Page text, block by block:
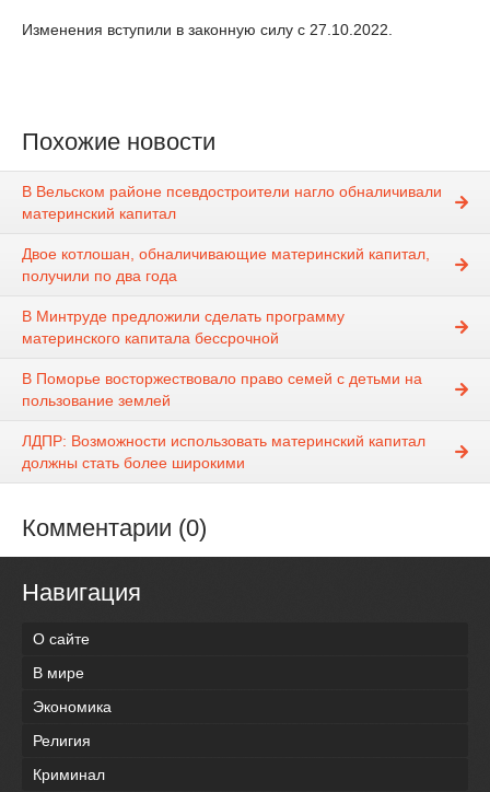
Изменения вступили в законную силу с 27.10.2022.
Похожие новости
В Вельском районе псевдостроители нагло обналичивали
материнский капитал
Двое котлошан, обналичивающие материнский капитал,
получили по два года
В Минтруде предложили сделать программу
материнского капитала бессрочной
В Поморье восторжествовало право семей с детьми на
пользование землей
ЛДПР: Возможности использовать материнский капитал
должны стать более широкими
Комментарии (0)
Навигация
О сайте
В мире
Экономика
Религия
Криминал